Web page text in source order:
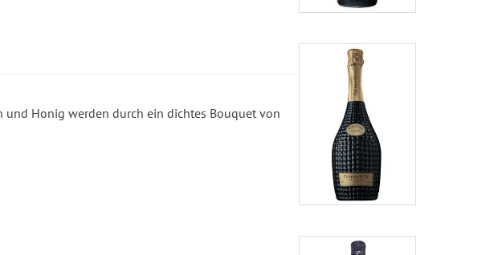
und Honig werden durch ein dichtes Bouquet von